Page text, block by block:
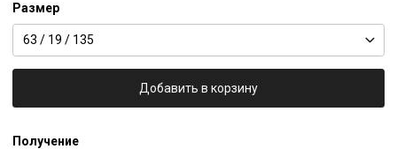
Размер
63 / 19 / 135
Добавить в корзину
Получение